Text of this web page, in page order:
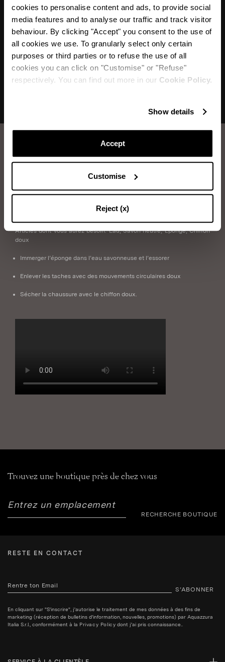
cookies to personalise content and ads, to provide social
media features and to analyse our traffic and track visitor
behaviour. By clicking "Accept" you consent to the use of
all cookies we use. To granularly select only certain
purposes or third parties or to refuse the use of all
cookies you can click on "Customise" or "Refuse"
respectively. You can find out more in our Cookie Policy.
Show details
Accept
Customise
Reject (x)
élégans à talons hauts. Les Purist Pumps avec
leur silhouette féminine raffinée sont une pure
séduction à vos pieds. »
Comment prendre soin de vos chaussures
Articles dont vous aurez besoin: Eau, Savon neutre, Éponge, Chiffon
doux
Immerger l’éponge dans l’eau savonneuse et l’essorer
Enlever les taches avec des mouvements circulaires doux
Sécher la chaussure avec le chiffon doux.
Trouvez une boutique près de chez vous
RECHERCHE BOUTIQUE
RESTE EN CONTACT
S’ABONNER
En cliquant sur "S'inscrire", j'autorise le traitement de mes données à des fins de
marketing (réception de bulletins d'information, nouvelles, promotions) par Aquazzura
Italia S.r.l., conformément à la Privacy Policy dont j'ai pris connaissance..